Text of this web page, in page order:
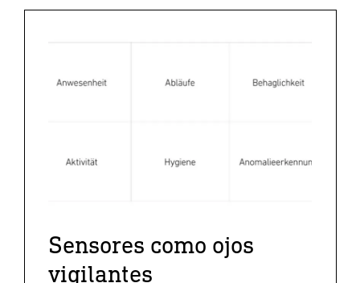
Sensores como ojos
vigilantes